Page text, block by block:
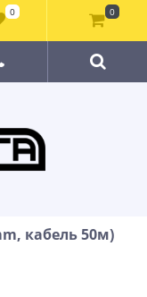
кабель 50м)
0 0